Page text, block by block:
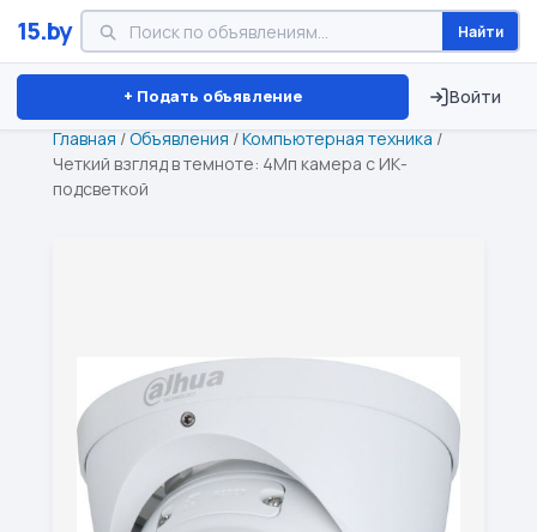
15.by Найти
+ Подать объявление Войти
Минск Витебск Брест ⏱ ТОЛЬКО 15 ДНЕЙ
Главная /Объявления /Компьютерная техника /
Четкий взгляд в темноте: 4Мп камера с ИК-
подсветкой